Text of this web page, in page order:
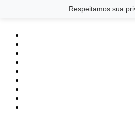
Respeitamos sua
Saltar para o conteúdo principal Ir para o